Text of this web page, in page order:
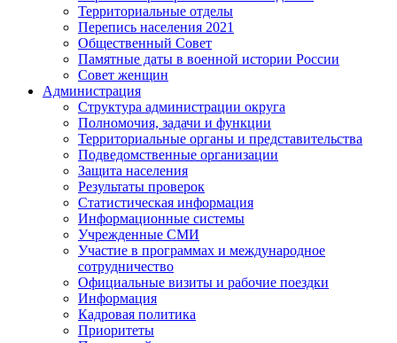
Территориальные отделы
Перепись населения 2021
Общественный Совет
Памятные даты в военной истории России
Совет женщин
Администрация
Структура администрации округа
Полномочия, задачи и функции
Территориальные органы и представительства
Подведомственные организации
Защита населения
Результаты проверок
Статистическая информация
Информационные системы
Учрежденные СМИ
Участие в программах и международное
сотрудничество
Официальные визиты и рабочие поездки
Информация
Кадровая политика
Приоритеты